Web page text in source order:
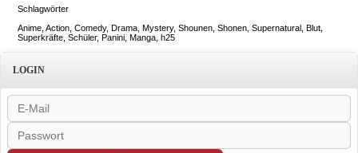
Schlagwörter
Anime, Action, Comedy, Drama, Mystery, Shounen, Shonen, Supernatural, Blut,
Superkräfte, Schüler, Panini, Manga, h25
LOGIN